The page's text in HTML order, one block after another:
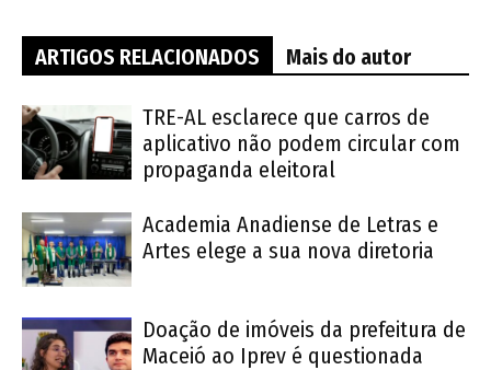
ARTIGOS RELACIONADOS Mais do autor
TRE-AL esclarece que carros de
aplicativo não podem circular com
propaganda eleitoral
Academia Anadiense de Letras e
Artes elege a sua nova diretoria
Doação de imóveis da prefeitura de
Maceió ao Iprev é questionada